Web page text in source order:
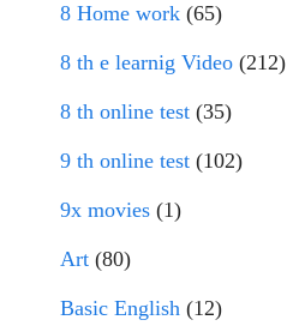
8 Home work (65)
8 th e learnig Video (212)
8 th online test (35)
9 th online test (102)
9x movies (1)
Art (80)
Basic English (12)